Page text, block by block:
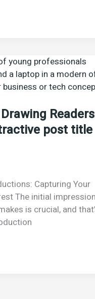
Readers
post title
Capturing Your
The initial impression
is crucial, and